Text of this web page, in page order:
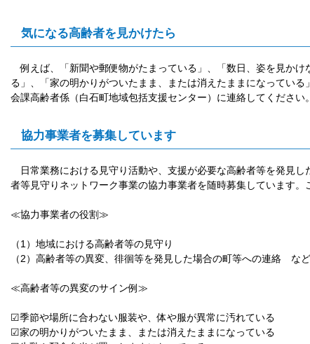
気になる高齢者を見かけたら
例えば、「新聞や郵便物がたまっている」、「数日、姿を見か
る」、「家の明かりがついたまま、または消えたままになってい
会課高齢者係（白石町地域包括支援センター）に連絡してください。
協力事業者を募集しています
日常業務における見守り活動や、支援が必要な高齢者等を発見
者等見守りネットワーク事業の協力事業者を随時募集しています。
≪協力事業者の役割≫
（1）地域における高齢者等の見守り
（2）高齢者等の異変、徘徊等を発見した場合の町等への連絡 など
≪高齢者等の異変のサイン例≫
☑季節や場所に合わない服装や、体や服が異常に汚れている
☑家の明かりがついたまま、または消えたままになっている